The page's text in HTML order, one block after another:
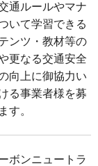
通ルールやマナ
いて学習できる
ンツ・教材等の
更なる交通安全
向上に御協力い
る事業者様を募
す。
ボンニュートラ